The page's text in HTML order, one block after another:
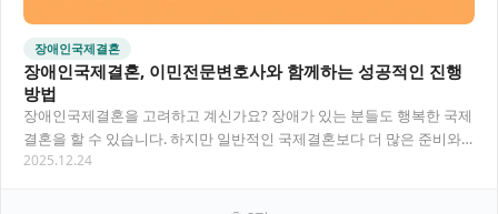
장애인국제결혼
장애인국제결혼, 이민전문변호사와 함께하는 성공적인 진행
방법
장애인국제결혼을 고려하고 계신가요? 장애가 있는 분들도 행복한 국제
결혼을 할 수 있습니다. 하지만 일반적인 국제결혼보다 더 많은 준비와
법적 절차가 필요할 수 있어요. 이민전문변호…
2025.12.24